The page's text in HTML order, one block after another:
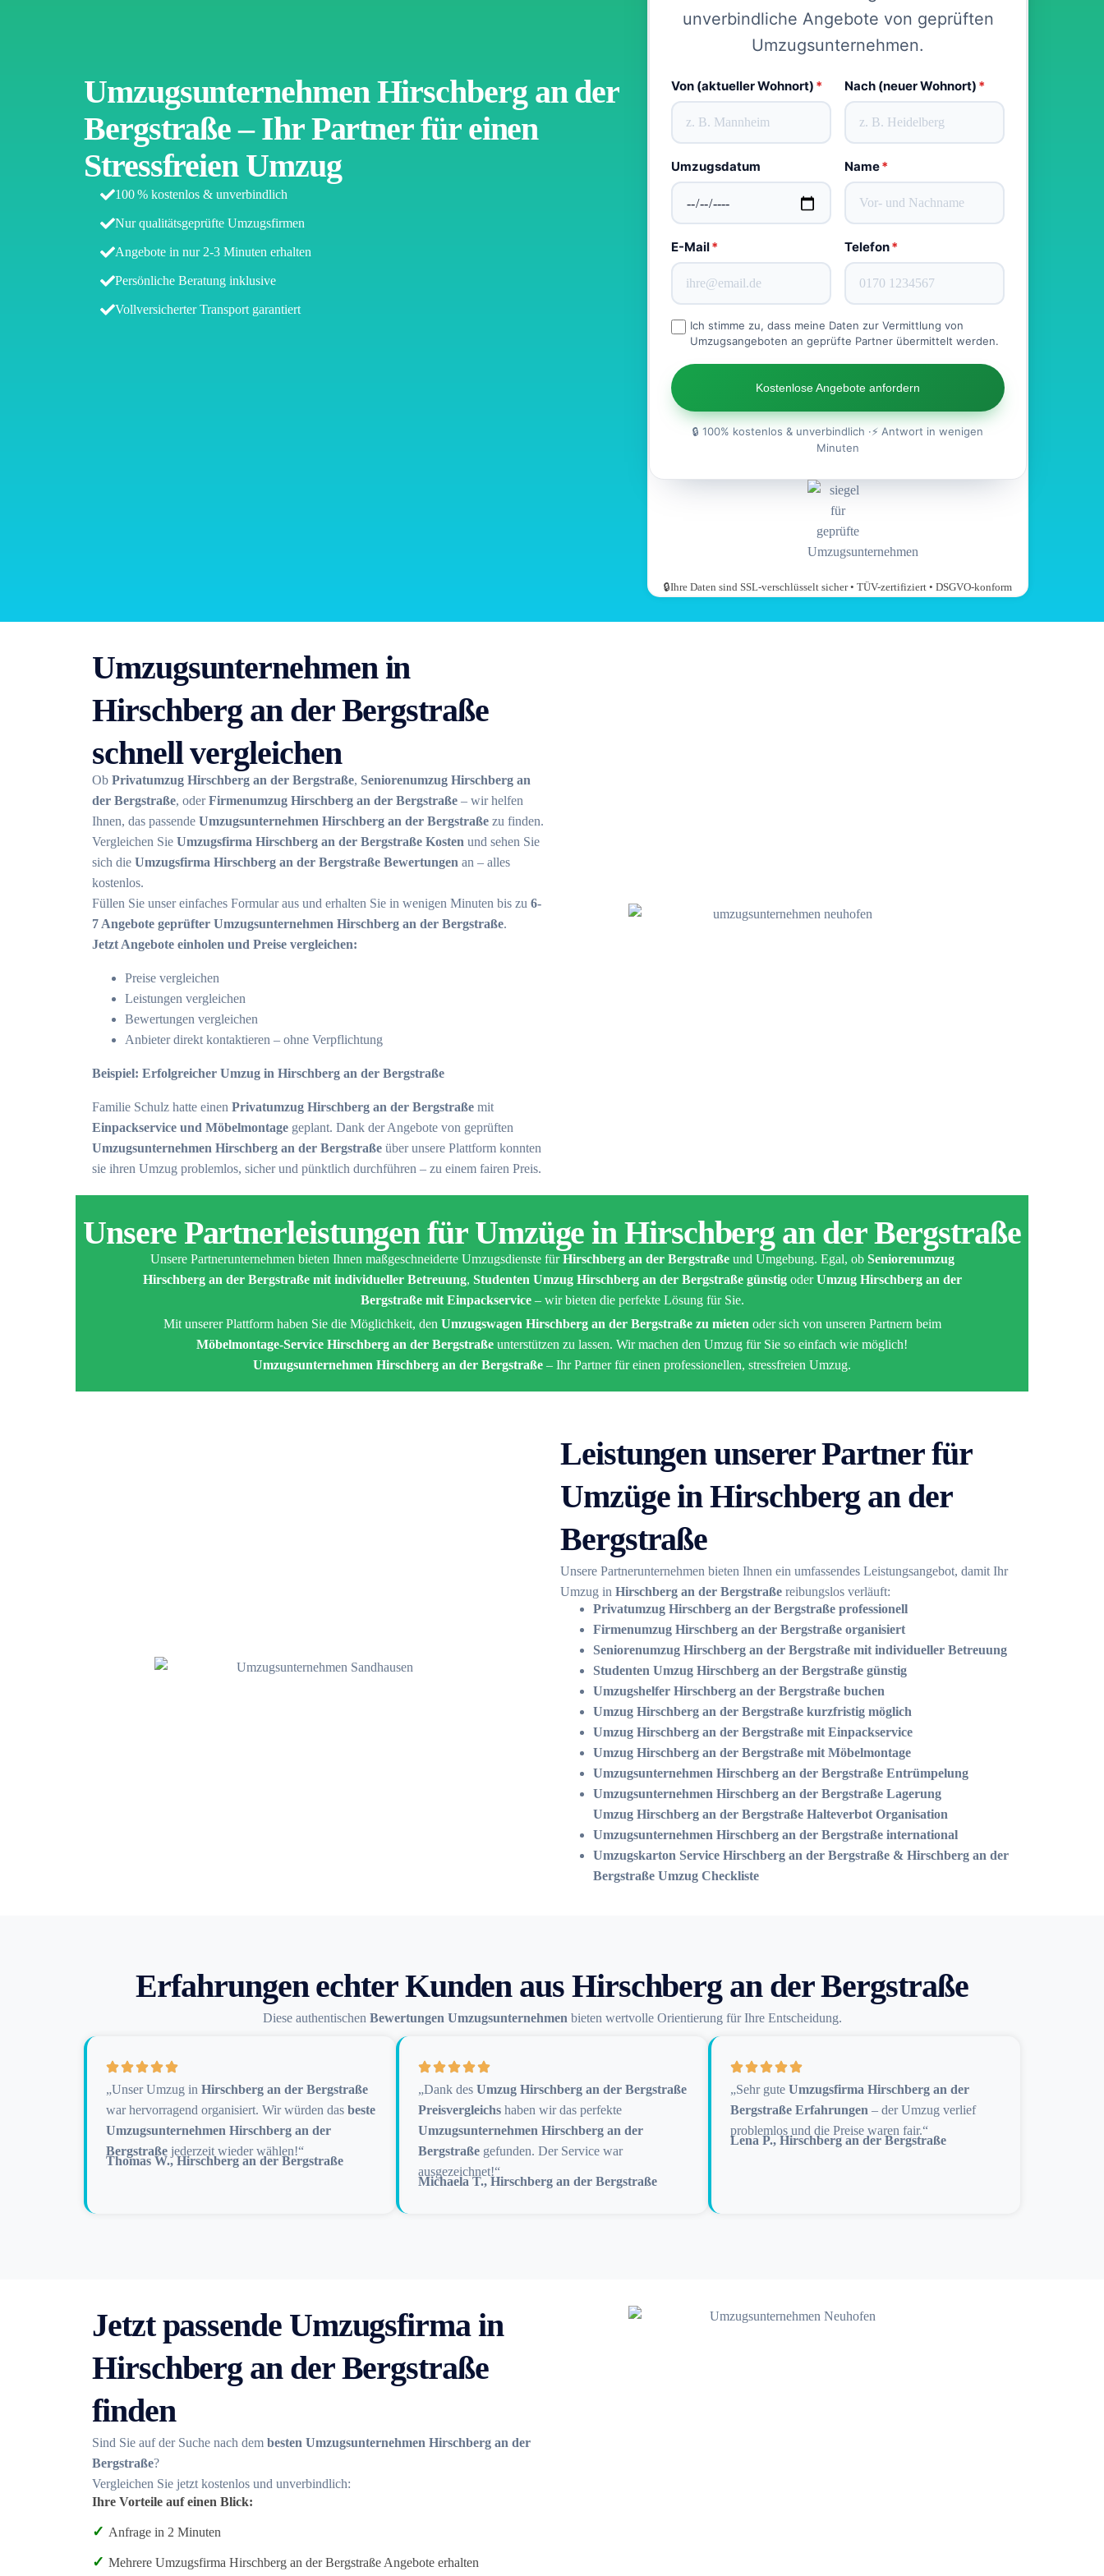
Umzugsunternehmen Hirschberg an der
Bergstraße – Ihr Partner für einen
Stressfreien Umzug
100 % kostenlos & unverbindlich
Nur qualitätsgeprüfte Umzugsfirmen
Angebote in nur 2-3 Minuten erhalten
Persönliche Beratung inklusive
Vollversicherter Transport garantiert
unverbindliche Angebote von geprüften
Umzugsunternehmen.
Von (aktueller Wohnort) * Nach (neuer Wohnort) *
Umzugsdatum Name*
E-Mail* Telefon*
Ich stimme zu, dass meine Daten zur Vermittlung von
Umzugsangeboten an geprüfte Partner übermittelt werden.
Kostenlose Angebote anfordern
🔒 100% kostenlos & unverbindlich ·⚡ Antwort in wenigen
Minuten
🔒Ihre Daten sind SSL-verschlüsselt sicher • TÜV-zertifiziert • DSGVO-konform
Umzugsunternehmen in
Hirschberg an der Bergstraße
schnell vergleichen
Ob Privatumzug Hirschberg an der Bergstraße, Seniorenumzug Hirschberg an
der Bergstraße, oderFirmenumzug Hirschberg an der Bergstraße – wir helfen
Ihnen, das passende Umzugsunternehmen Hirschberg an der Bergstraße zu finden.
Vergleichen Sie Umzugsfirma Hirschberg an der Bergstraße Kosten und sehen Sie
sich die Umzugsfirma Hirschberg an der Bergstraße Bewertungen an – alles
kostenlos.
Füllen Sie unser einfaches Formular aus und erhalten Sie in wenigen Minuten bis zu 6-
7 Angebote geprüfter Umzugsunternehmen Hirschberg an der Bergstraße.
Jetzt Angebote einholen und Preise vergleichen:
Preise vergleichen
Leistungen vergleichen
Bewertungen vergleichen
Anbieter direkt kontaktieren – ohne Verpflichtung
Beispiel: Erfolgreicher Umzug in Hirschberg an der Bergstraße
Familie Schulz hatte einen Privatumzug Hirschberg an der Bergstraße mit
Einpackservice und Möbelmontage geplant. Dank der Angebote von geprüften
Umzugsunternehmen Hirschberg an der Bergstraße über unsere Plattform konnten
sie ihren Umzug problemlos, sicher und pünktlich durchführen – zu einem fairen Preis.
Unsere Partnerleistungen für Umzüge in Hirschberg an der Bergstraße
Unsere Partnerunternehmen bieten Ihnen maßgeschneiderte Umzugsdienste fürHirschberg an der Bergstraßeund Umgebung. Egal, ob Seniorenumzug
Hirschberg an der Bergstraße mit individueller Betreuung, Studenten Umzug Hirschberg an der Bergstraße günstigoderUmzug Hirschberg an der
Bergstraße mit Einpackservice– wir bieten die perfekte Lösung für Sie.
Mit unserer Plattform haben Sie die Möglichkeit, den Umzugswagen Hirschberg an der Bergstraße zu mieten oder sich von unseren Partnern beim
Möbelmontage-Service Hirschberg an der Bergstraße unterstützen zu lassen. Wir machen den Umzug für Sie so einfach wie möglich!
Umzugsunternehmen Hirschberg an der Bergstraße – Ihr Partner für einen professionellen, stressfreien Umzug.
Leistungen unserer Partner für
Umzüge in Hirschberg an der
Bergstraße
Unsere Partnerunternehmen bieten Ihnen ein umfassendes Leistungsangebot, damit Ihr
Umzug in Hirschberg an der Bergstraße reibungslos verläuft:
Privatumzug Hirschberg an der Bergstraße professionell
Firmenumzug Hirschberg an der Bergstraße organisiert
Seniorenumzug Hirschberg an der Bergstraße mit individueller Betreuung
Studenten Umzug Hirschberg an der Bergstraße günstig
Umzugshelfer Hirschberg an der Bergstraße buchen
Umzug Hirschberg an der Bergstraße kurzfristig möglich
Umzug Hirschberg an der Bergstraße mit Einpackservice
Umzug Hirschberg an der Bergstraße mit Möbelmontage
Umzugsunternehmen Hirschberg an der Bergstraße Entrümpelung
Umzugsunternehmen Hirschberg an der Bergstraße Lagerung
Umzug Hirschberg an der Bergstraße Halteverbot Organisation
Umzugsunternehmen Hirschberg an der Bergstraße international
Umzugskarton Service Hirschberg an der Bergstraße & Hirschberg an der
Bergstraße Umzug Checkliste
Erfahrungen echter Kunden aus Hirschberg an der Bergstraße
Diese authentischen Bewertungen Umzugsunternehmen bieten wertvolle Orientierung für Ihre Entscheidung.
„Unser Umzug in Hirschberg an der Bergstraße
war hervorragend organisiert. Wir würden das beste
Umzugsunternehmen Hirschberg an der
Bergstraße jederzeit wieder wählen!“
Thomas W., Hirschberg an der Bergstraße
„Dank des Umzug Hirschberg an der Bergstraße
Preisvergleichs haben wir das perfekte
Umzugsunternehmen Hirschberg an der
Bergstraße gefunden. Der Service war
ausgezeichnet!“
Michaela T., Hirschberg an der Bergstraße
„Sehr gute Umzugsfirma Hirschberg an der
Bergstraße Erfahrungen – der Umzug verlief
problemlos und die Preise waren fair.“
Lena P., Hirschberg an der Bergstraße
Jetzt passende Umzugsfirma in
Hirschberg an der Bergstraße
finden
Sind Sie auf der Suche nach dem besten Umzugsunternehmen Hirschberg an der
Bergstraße?
Vergleichen Sie jetzt kostenlos und unverbindlich:
Ihre Vorteile auf einen Blick:
✓ Anfrage in 2 Minuten
✓ Mehrere Umzugsfirma Hirschberg an der Bergstraße Angebote erhalten